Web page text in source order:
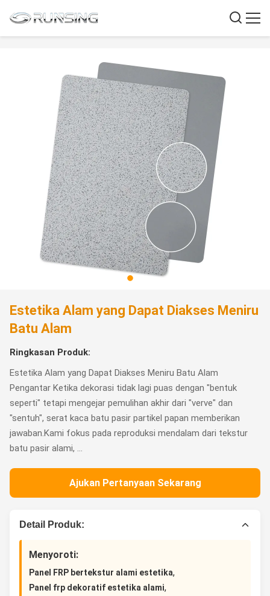
Estetika Alam yang Dapat Diakses Meniru
Batu Alam
Ringkasan Produk:
Estetika Alam yang Dapat Diakses Meniru Batu Alam
Pengantar Ketika dekorasi tidak lagi puas dengan "bentuk
seperti" tetapi mengejar pemulihan akhir dari "verve" dan
"sentuh", serat kaca batu pasir partikel papan memberikan
jawaban.Kami fokus pada reproduksi mendalam dari tekstur
batu pasir alami, ...
Ajukan Pertanyaan Sekarang
Detail Produk:
Menyoroti:
Panel FRP bertekstur alami estetika,
Panel frp dekoratif estetika alami,